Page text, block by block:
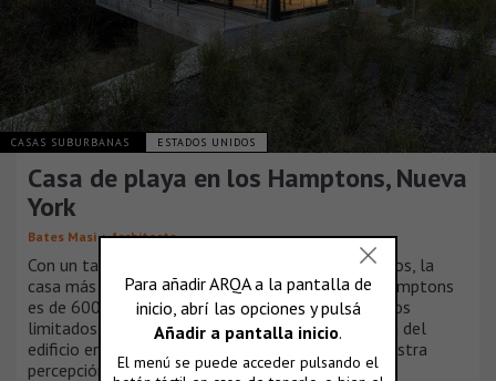
CASAS SUBURBANAS ESTADOS UNIDOS
Casa de playa en los Hamptons, Nueva
York
Bates Masi + Architects
Con un tamaño de 15 x 20 y una altura de dos pisos, la
casa más grande que se puede construir en los Hamptons
es de 600 metros cuadrados. Con estos parámetros
limitados, la estrategia fue explorar la geometría del
edificio en la sección y cómo se puede ampliar nuestra
percepción del espacio.